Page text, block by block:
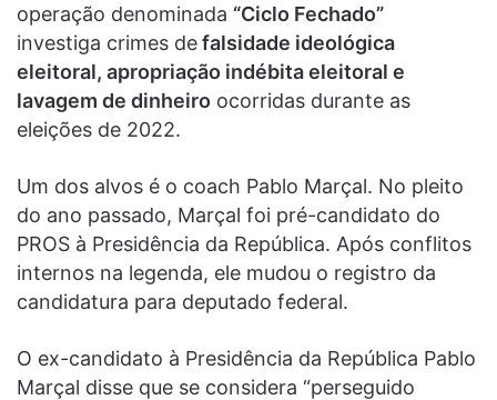
operação denominada “Ciclo Fechado”
investiga crimes defalsidade ideológica
eleitoral, apropriação indébita eleitoral e
lavagem de dinheiro ocorridas durante as
eleições de 2022.
Um dos alvos é o coach Pablo Marçal. No pleito
do ano passado, Marçal foi pré-candidato do
PROS à Presidência da República. Após conflitos
internos na legenda, ele mudou o registro da
candidatura para deputado federal.
O ex-candidato à Presidência da República Pablo
Marçal disse que se considera “perseguido